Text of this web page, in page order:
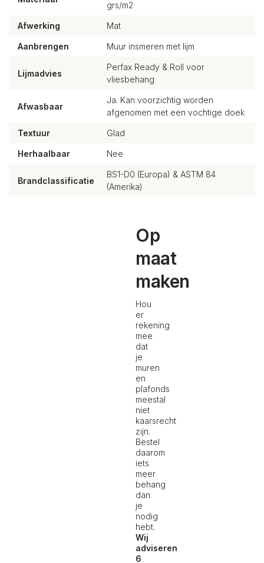
grs/m2
Afwerking Mat
Aanbrengen Muur insmeren met lijm
Lijmadvies
Perfax Ready & Roll voor
vliesbehang
Afwasbaar
Ja. Kan voorzichtig worden
afgenomen met een vochtige doek
Textuur Glad
Herhaalbaar Nee
Brandclassificatie
BS1-D0 (Europa) & ASTM 84
(Amerika)
Op
maat
maken
Hou
er
rekening
mee
dat
je
muren
en
plafonds
meestal
niet
kaarsrecht
zijn.
Bestel
daarom
iets
meer
behang
dan
je
nodig
hebt.
Wij
adviseren
6